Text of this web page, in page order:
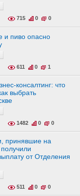
715 0 0
и пиво опасно
611 0 1
консалтинг: что
выбрать
1482 0 0
принявшие на
от Отделения
511 0 0